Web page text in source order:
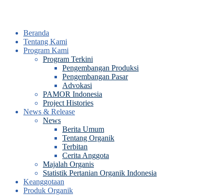
Beranda
Tentang Kami
Program Kami
Program Terkini
Pengembangan Produksi
Pengembangan Pasar
Advokasi
PAMOR Indonesia
Project Histories
News & Release
News
Berita Umum
Tentang Organik
Terbitan
Cerita Anggota
Majalah Organis
Statistik Pertanian Organik Indonesia
Keanggotaan
Produk Organik